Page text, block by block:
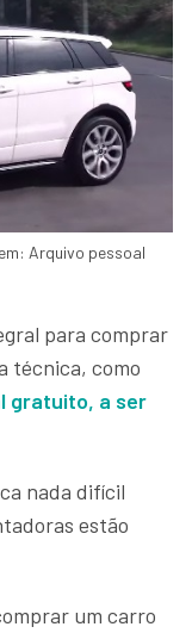
Arquivo pessoal
para comprar
técnica, como
gratuito, a ser
nada difícil
estão
um carro